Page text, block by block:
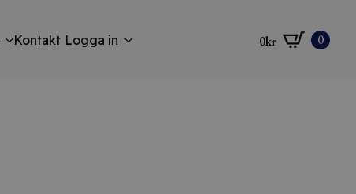
Kontakt Logga in 0kr 0